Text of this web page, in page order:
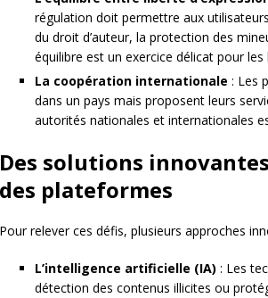
régulation doit permettre aux
du droit d’auteur, la protection des
équilibre est un exercice délicat pour les
La coopération internationale : Les
dans un pays mais proposent leurs
autorités nationales et internationales
Des solutions
des plateformes
Pour relever ces défis, plusieurs approches
L’intelligence artificielle (IA) : Les
détection des contenus illicites ou